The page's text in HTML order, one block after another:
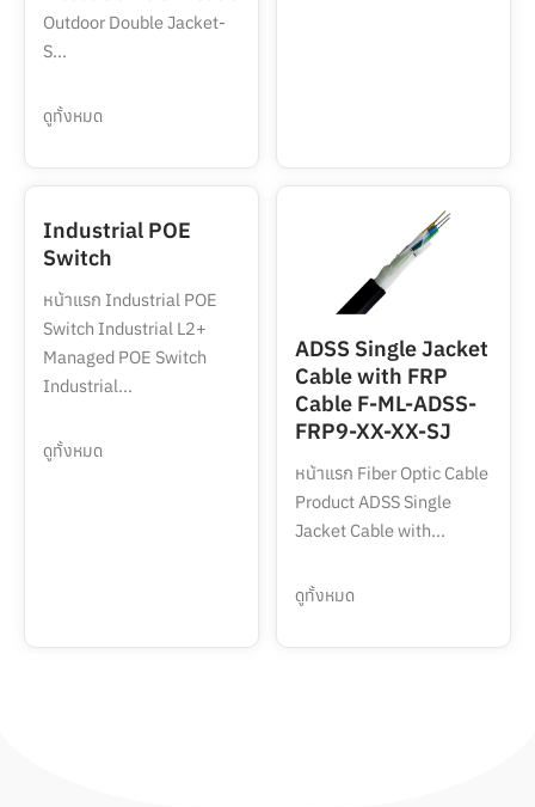
Outdoor Double Jacket-
S...
ดูทั้งหมด
Industrial POE
Switch
หน้าแรก Industrial POE
Switch Industrial L2+
Managed POE Switch
Industrial...
ดูทั้งหมด
ADSS Single Jacket
Cable with FRP
Cable F-ML-ADSS-
FRP9-XX-XX-SJ
หน้าแรก Fiber Optic Cable
Product ADSS Single
Jacket Cable with...
ดูทั้งหมด